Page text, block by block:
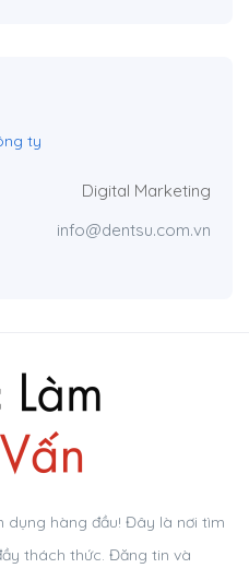
ty
Digital Marketing
info@dentsu.com.vn
dụng hàng đầu! Đây là nơi tìm
thách thức. Đăng tin và